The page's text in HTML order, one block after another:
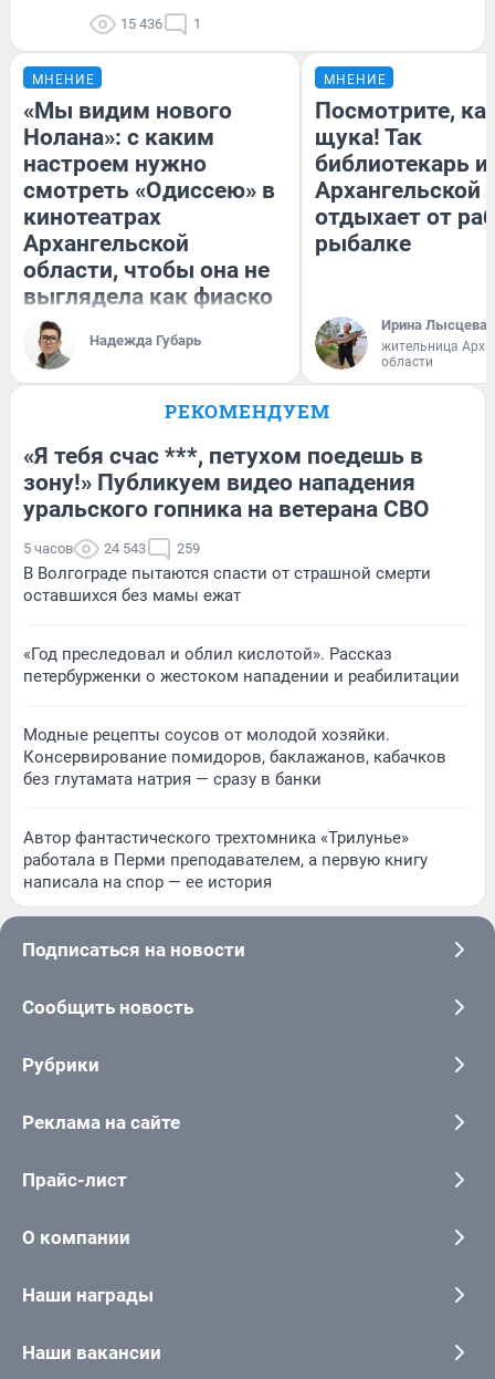
15 436 1
МНЕНИЕ
«Мы видим нового
Нолана»: с каким
настроем нужно
смотреть «Одиссею» в
кинотеатрах
Архангельской
области, чтобы она не
выглядела как фиаско
Надежда Губарь
МНЕНИЕ
Посмотрите,
щука! Так
библиотекарь
Архангельской
отдыхает от
рыбалке
Ирина Лысцева
жительница
области
РЕКОМЕНДУЕМ
«Я тебя счас ***, петухом поедешь в
зону!» Публикуем видео нападения
уральского гопника на ветерана СВО
5 часов 24 543 259
В Волгограде пытаются спасти от страшной смерти
оставшихся без мамы ежат
«Год преследовал и облил кислотой». Рассказ
петербурженки о жестоком нападении и реабилитации
Модные рецепты соусов от молодой хозяйки.
Консервирование помидоров, баклажанов, кабачков
без глутамата натрия — сразу в банки
Автор фантастического трехтомника «Трилунье»
работала в Перми преподавателем, а первую книгу
написала на спор — ее история
Подписаться на новости
Сообщить новость
Рубрики
Реклама на сайте
Прайс-лист
О компании
Наши награды
Наши вакансии